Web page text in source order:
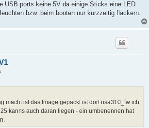
USB ports keine 5V da einige Sticks eine LED
bzw. beim booten nur kurzzeitig flackern.
macht ist das Image gepackt ist dort nsa310_fw ich
kanns auch daran liegen - ein umbenennen hat